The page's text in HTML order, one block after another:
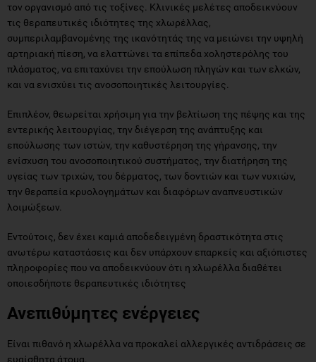
τον οργανισμό από τις τοξίνες. Κλινικές μελέτες αποδεικνύουν
τις θεραπευτικές ιδιότητες της χλωρέλλας,
συμπεριλαμβανομένης της ικανότητάς της να μειώνει την υψηλή
αρτηριακή πίεση, να ελαττώνει τα επίπεδα χοληστερόλης του
πλάσματος, να επιταχύνει την επούλωση πληγών και των ελκών,
και να ενισχύει τις ανοσοποιητικές λειτουργίες.
Επιπλέον, θεωρείται χρήσιμη για την βελτίωση της πέψης και της
εντερικής λειτουργίας, την διέγερση της ανάπτυξης και
επούλωσης των ιστών, την καθυστέρηση της γήρανσης, την
ενίσχυση του ανοσοποιητικού συστήματος, την διατήρηση της
υγείας των τριχών, του δέρματος, των δοντιών και των νυχιών,
την θεραπεία κρυολογημάτων και διαφόρων αναπνευστικών
λοιμώξεων.
Εντούτοις, δεν έχει καμιά αποδεδειγμένη δραστικότητα στις
ανωτέρω καταστάσεις και δεν υπάρχουν επαρκείς και αξιόπιστες
πληροφορίες που να αποδεικνύουν ότι η χλωρέλλα διαθέτει
οποιεσδήποτε θεραπευτικές ιδιότητες
Ανεπιθύμητες ενέργειες
Είναι πιθανό η χλωρέλλα να προκαλεί αλλεργικές αντιδράσεις σε
ευαίσθητα άτομα.